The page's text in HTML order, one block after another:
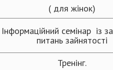
( для жінок)
Інформаційний семінар із
питань зайнятості
Тренінг.